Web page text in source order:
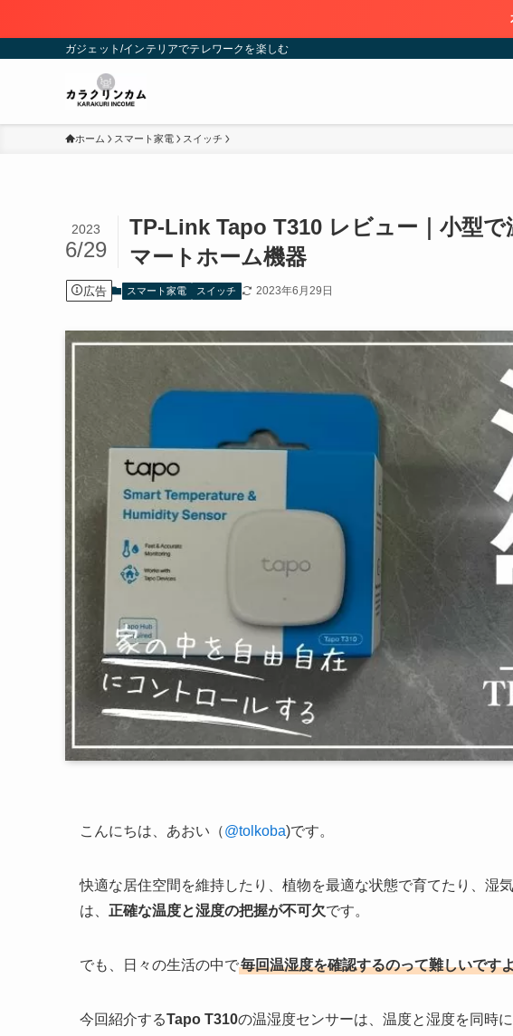
ガジェット/インテリアでテレワークを楽しむ
ホーム スマート家電 スイッチ
TP-Link Tapo T310 レビュー｜小型
マートホーム機器
2023
6/29
広告 スマート家電 スイッチ 2023年6月29日
こんにちは、あおい（@tolkoba)です。
快適な居住空間を維持したり、植物を最適な状態で育てたり、湿
は、 正確な温度と湿度の把握が不可欠です。
でも、日々の生活の中で毎回温湿度を確認するのって難しいです
今回紹介するTapo T310の温湿度センサーは、温度と湿度を同時に